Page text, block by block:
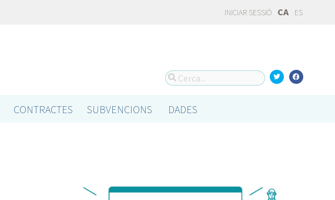
INICIAR SESSIÓ CA ES
CONTRACTES SUBVENCIONS DADES